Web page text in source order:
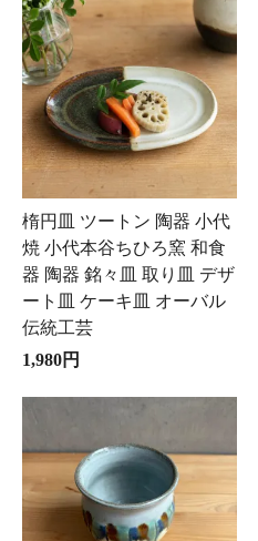
楕円皿 ツートン 陶器 小代
焼 小代本谷ちひろ窯 和食
器 陶器 銘々皿 取り皿 デザ
ート皿 ケーキ皿 オーバル
伝統工芸
1,980円